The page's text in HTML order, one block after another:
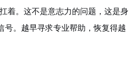
着。这不是意志力的问题，这是身
号。越早寻求专业帮助，恢复得越